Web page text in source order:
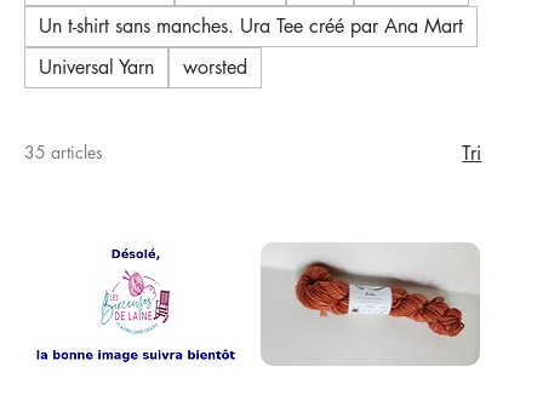
Un t-shirt sans manches. Ura Tee créé par Ana Mart
Universal Yarn
worsted
35 articles Tri